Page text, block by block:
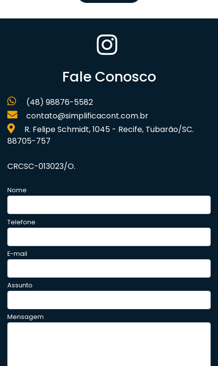
Fale Conosco
(48) 98876-5582
contato@simplificacont.com.br
R. Felipe Schmidt, 1045 - Recife, Tubarão/SC.
88705-757
CRCSC-013023/O.
Nome
Telefone
E-mail
Assunto
Mensagem